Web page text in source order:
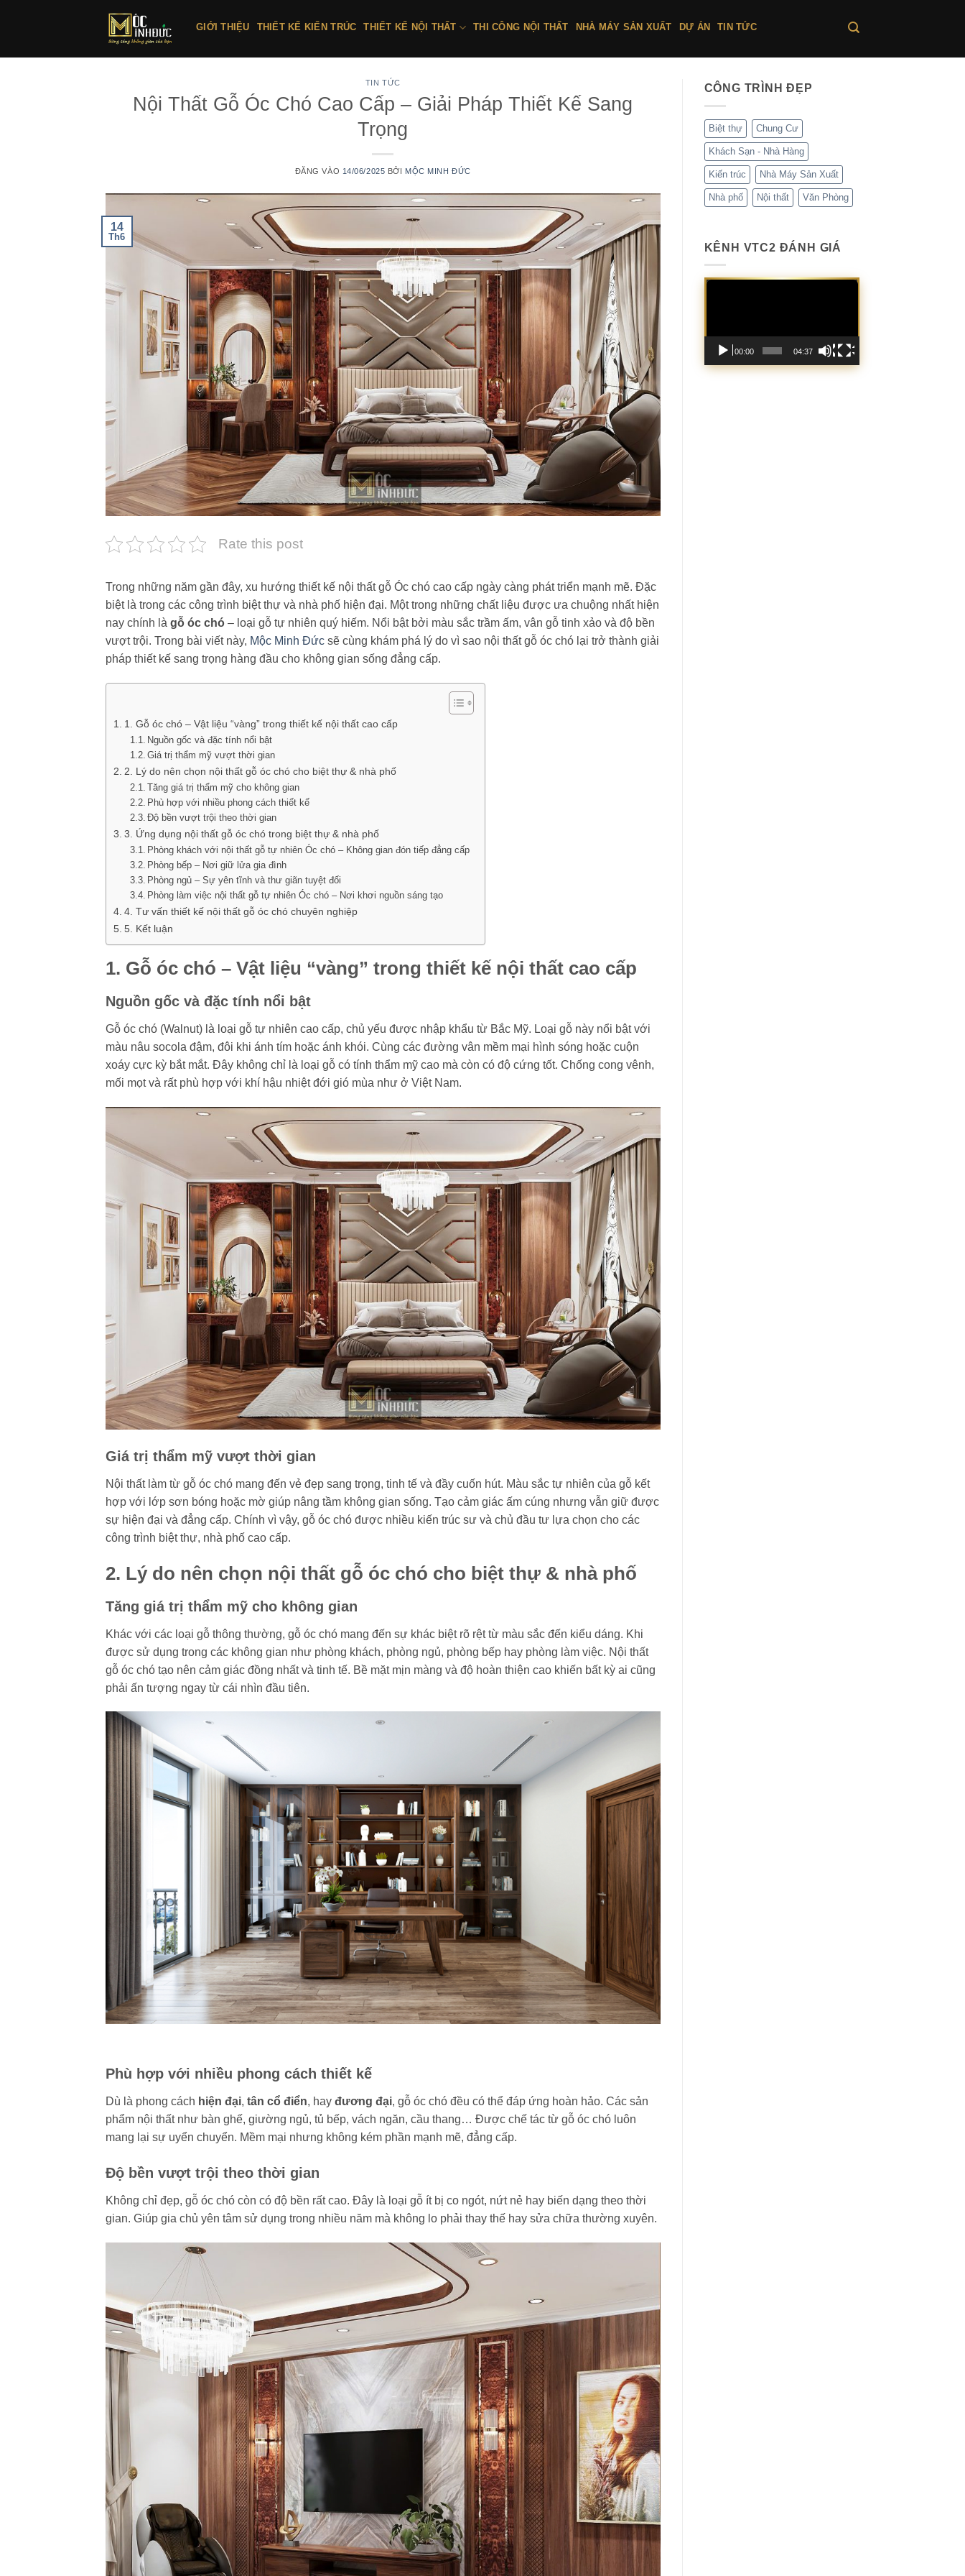
GIỚI THIỆU THIẾT KẾ KIẾN TRÚC THIẾT KẾ NỘI THẤT THI CÔNG NỘI THẤT NHÀ MÁY SẢN XUẤT DỰ ÁN TIN TỨC
TIN TỨC
Nội Thất Gỗ Óc Chó Cao Cấp – Giải Pháp Thiết Kế Sang
Trọng
ĐĂNG VÀO 14/06/2025 BỞI MỘC MINH ĐỨC
14
Th6
Rate this post
Trong những năm gần đây, xu hướng thiết kế nội thất gỗ Óc chó cao cấp ngày càng phát triển mạnh mẽ. Đặc
biệt là trong các công trình biệt thự và nhà phố hiện đại. Một trong những chất liệu được ưa chuộng nhất hiện
nay chính là gỗ óc chó – loại gỗ tự nhiên quý hiếm. Nổi bật bởi màu sắc trầm ấm, vân gỗ tinh xảo và độ bền
vượt trội. Trong bài viết này, Mộc Minh Đức sẽ cùng khám phá lý do vì sao nội thất gỗ óc chó lại trở thành giải
pháp thiết kế sang trọng hàng đầu cho không gian sống đẳng cấp.
1. Gỗ óc chó – Vật liệu “vàng” trong thiết kế nội thất cao cấp
Nguồn gốc và đặc tính nổi bật
Giá trị thẩm mỹ vượt thời gian
2. Lý do nên chọn nội thất gỗ óc chó cho biệt thự & nhà phố
Tăng giá trị thẩm mỹ cho không gian
Phù hợp với nhiều phong cách thiết kế
Độ bền vượt trội theo thời gian
3. Ứng dụng nội thất gỗ óc chó trong biệt thự & nhà phố
Phòng khách với nội thất gỗ tự nhiên Óc chó – Không gian đón tiếp đẳng cấp
Phòng bếp – Nơi giữ lửa gia đình
Phòng ngủ – Sự yên tĩnh và thư giãn tuyệt đối
Phòng làm việc nội thất gỗ tự nhiên Óc chó – Nơi khơi nguồn sáng tạo
4. Tư vấn thiết kế nội thất gỗ óc chó chuyên nghiệp
5. Kết luận
1. Gỗ óc chó – Vật liệu “vàng” trong thiết kế nội thất cao cấp
Nguồn gốc và đặc tính nổi bật
Gỗ óc chó (Walnut) là loại gỗ tự nhiên cao cấp, chủ yếu được nhập khẩu từ Bắc Mỹ. Loại gỗ này nổi bật với
màu nâu socola đậm, đôi khi ánh tím hoặc ánh khói. Cùng các đường vân mềm mại hình sóng hoặc cuộn
xoáy cực kỳ bắt mắt. Đây không chỉ là loại gỗ có tính thẩm mỹ cao mà còn có độ cứng tốt. Chống cong vênh,
mối mọt và rất phù hợp với khí hậu nhiệt đới gió mùa như ở Việt Nam.
Giá trị thẩm mỹ vượt thời gian
Nội thất làm từ gỗ óc chó mang đến vẻ đẹp sang trọng, tinh tế và đầy cuốn hút. Màu sắc tự nhiên của gỗ kết
hợp với lớp sơn bóng hoặc mờ giúp nâng tầm không gian sống. Tạo cảm giác ấm cúng nhưng vẫn giữ được
sự hiện đại và đẳng cấp. Chính vì vậy, gỗ óc chó được nhiều kiến trúc sư và chủ đầu tư lựa chọn cho các
công trình biệt thự, nhà phố cao cấp.
2. Lý do nên chọn nội thất gỗ óc chó cho biệt thự & nhà phố
Tăng giá trị thẩm mỹ cho không gian
Khác với các loại gỗ thông thường, gỗ óc chó mang đến sự khác biệt rõ rệt từ màu sắc đến kiểu dáng. Khi
được sử dụng trong các không gian như phòng khách, phòng ngủ, phòng bếp hay phòng làm việc. Nội thất
gỗ óc chó tạo nên cảm giác đồng nhất và tinh tế. Bề mặt mịn màng và độ hoàn thiện cao khiến bất kỳ ai cũng
phải ấn tượng ngay từ cái nhìn đầu tiên.
Phù hợp với nhiều phong cách thiết kế
Dù là phong cách hiện đại, tân cổ điển, hay đương đại, gỗ óc chó đều có thể đáp ứng hoàn hảo. Các sản
phẩm nội thất như bàn ghế, giường ngủ, tủ bếp, vách ngăn, cầu thang… Được chế tác từ gỗ óc chó luôn
mang lại sự uyển chuyển. Mềm mại nhưng không kém phần mạnh mẽ, đẳng cấp.
Độ bền vượt trội theo thời gian
Không chỉ đẹp, gỗ óc chó còn có độ bền rất cao. Đây là loại gỗ ít bị co ngót, nứt nẻ hay biến dạng theo thời
gian. Giúp gia chủ yên tâm sử dụng trong nhiều năm mà không lo phải thay thế hay sửa chữa thường xuyên.
CÔNG TRÌNH ĐẸP
Biệt thự Chung Cư
Khách Sạn - Nhà Hàng
Kiến trúc Nhà Máy Sản Xuất
Nhà phố Nội thất Văn Phòng
KÊNH VTC2 ĐÁNH GIÁ
Trình
00:00 04:37